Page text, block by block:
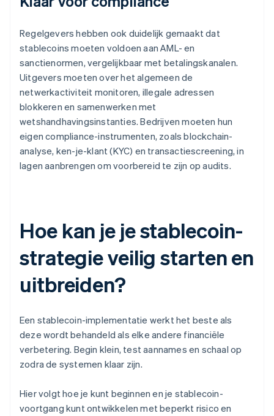
Regelgevers hebben ook duidelijk gemaakt dat
stablecoins moeten voldoen aan AML- en
sanctienormen, vergelijkbaar met betalingskanalen.
Uitgevers moeten over het algemeen de
netwerkactiviteit monitoren, illegale adressen
blokkeren en samenwerken met
wetshandhavingsinstanties. Bedrijven moeten hun
eigen compliance-instrumenten, zoals blockchain-
analyse, ken-je-klant (KYC) en transactiescreening, in
lagen aanbrengen om voorbereid te zijn op audits.
Hoe kan je je stablecoin-
strategie veilig starten en
uitbreiden?
Een stablecoin-implementatie werkt het beste als
deze wordt behandeld als elke andere financiële
verbetering. Begin klein, test aannames en schaal op
zodra de systemen klaar zijn.
Hier volgt hoe je kunt beginnen en je stablecoin-
voortgang kunt ontwikkelen met beperkt risico en